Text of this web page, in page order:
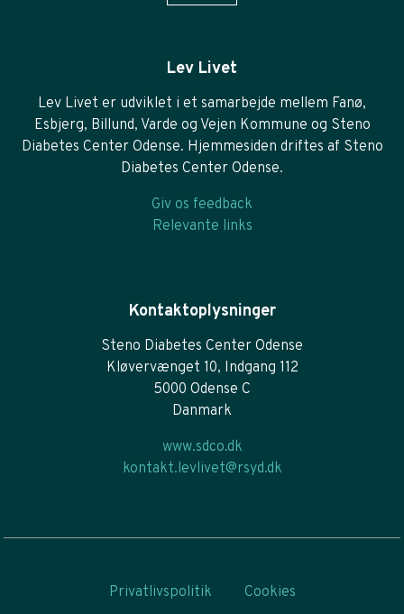
Lev Livet
Lev Livet er udviklet i et samarbejde mellem Fanø,
Esbjerg, Billund, Varde og Vejen Kommune og Steno
Diabetes Center Odense. Hjemmesiden driftes af Steno
Diabetes Center Odense.
Giv os feedback
Relevante links
Kontaktoplysninger
Steno Diabetes Center Odense
Kløvervænget 10, Indgang 112
5000 Odense C
Danmark
www.sdco.dk
kontakt.levlivet@rsyd.dk
Privatlivspolitik Cookies